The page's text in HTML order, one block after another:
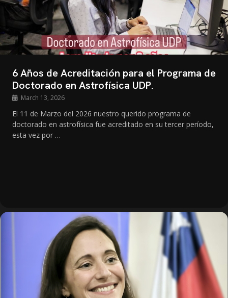
6 Años de Acreditación para el Programa de
Doctorado en Astrofísica UDP.
March 13, 2026
El 11 de Marzo del 2026 nuestro querido programa de
doctorado en astrofísica fue acreditado en su tercer período,
esta vez por …